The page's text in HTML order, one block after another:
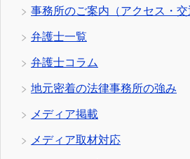
事務所のご案内（アクセス・交
弁護士一覧
弁護士コラム
地元密着の法律事務所の強み
メディア掲載
メディア取材対応